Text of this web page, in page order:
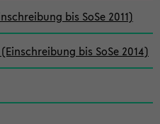
bis SoSe 2011)
bis SoSe 2014)